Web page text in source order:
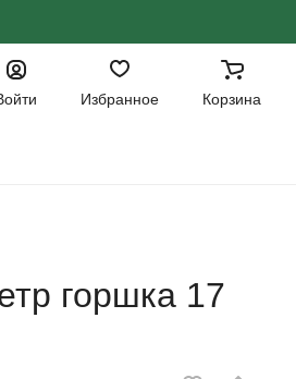
Избранное Корзина
горшка 17